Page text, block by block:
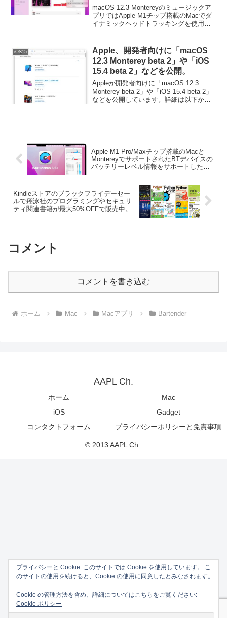
ドトラッキングが利用可能に。
macOS 12.3 Montereyのミュージックア
プリではApple M1チップ搭載のMacでダ
イナミックヘッドトラッキングを使用可
iOS15
Apple、開発者向けに「macOS
12.3 Monterey beta 2」や「iOS
15.4 beta 2」などを公開。
Appleが開発者向けに「macOS 12.3
Monterey beta 2」や「iOS 15.4 beta 2」
などを公開しています。詳細は以下か
Apple M1 Pro/Maxチップ搭載のMacと
MontereyでサポートされたBTデバイスの
バッテリーレベル情報をサポートしたシ
Kindleストアのブラックフライデーセー
ルで翔泳社のプログラミングやセキュリ
ティ関連書籍が最大50%OFFで販売中。
コメント
コメントを書き込む
ホーム Mac Macアプリ Bartender
AAPL Ch.
ホーム
Mac
iOS
Gadget
コンタクトフォーム
プライバシーポリシーと免責事項
© 2013 AAPL Ch..
プライバシーと Cookie: このサイトでは Cookie を使用しています。 こ
のサイトの使用を続けると、Cookie の使用に同意したとみなされます。
Cookie の管理方法を含め、詳細についてはこちらをご覧ください:
Cookie ポリシー